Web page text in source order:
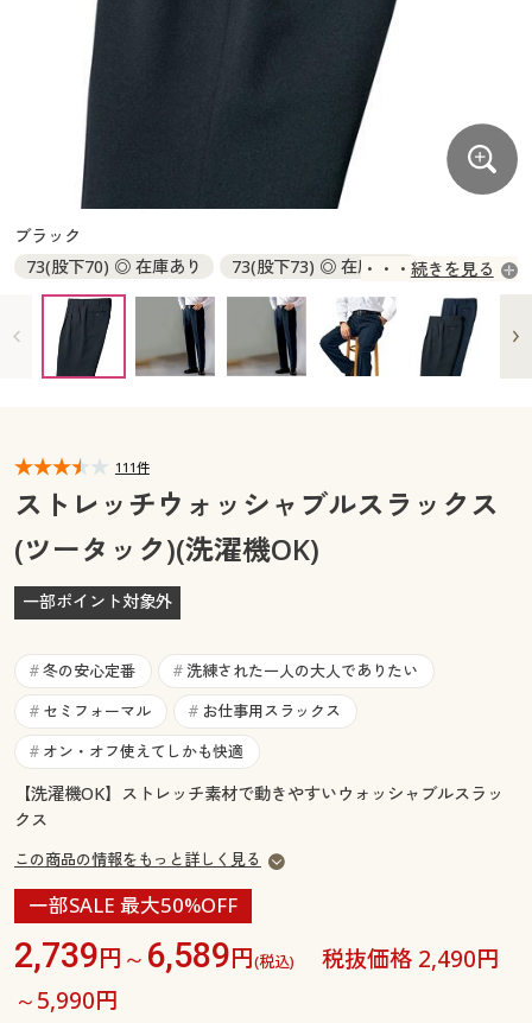
ジュニア・ティーンズ下着
大きいサイズ レディース服
大きいサイズ レディース下着
大きいサイズ メンズ
大きいサイズ 事務・制服
バーゲンセール
シークレットセール
詳細検索
商品カテゴリ一覧
カタログ
カタログ・チラシからのご注文
デジタルカタログ
カタログ無料プレゼント
マイページ
閲覧履歴
お気に入り
サポート
ご利用ガイド
よくある質問とお問い合わせ
大きいサイズ レディース下着
大きいサイズ メンズ
大きいサイズ 事務・制服
シークレットセール
商品カテゴリ一覧
カタログ
カタログ・チラシからのご注文
カタログ無料プレゼント
会員メニュー
閲覧履歴
お気に入り
サポート
よくある質問とお問い合わせ
ブラック
73(股下70) ◎ 在庫あり
73(股下73) ◎ 在庫あり
76(股下70) ◎ 在庫あり
76(股下73) ◎ 在庫あり
76(股下76) ◎ 在庫あり
79(股下70) ◎ 在庫あり
79(股下73) × 完売
79(股下76) ◎ 在庫あり
85(股下70) ◎ 在庫あり
85(股下76) ◎ 在庫あり
85(股下79) ◎ 在庫あり
88(股下67) ◎ 在庫あり
88(股下70) ◎ 在庫あり
91(股下70) ◎ 在庫あり
94(股下73) ◎ 在庫あり
94(股下76) ◎ 在庫あり
97(股下70) ◎ 在庫あり
97(股下73) ◎ 在庫あり
97(股下76) ◎ 在庫あり
100(股下70) ◎ 在庫あり
100(股下73) ◎ 在庫あり
100(股下76) ◎ 在庫あり
105(股下70) ◎ 在庫あり
105(股下73) ◎ 在庫あり
105(股下76) ◎ 在庫あり
110(股下73) ◎ 在庫あり
110(股下76) ◎ 在庫あり
130(股下88) ◎ 在庫あり
続きを見る
111件
ストレッチウォッシャブルスラックス
(ツータック)(洗濯機OK)
一部ポイント対象外
# 冬の安心定番 # 洗練された一人の大人でありたい
# セミフォーマル # お仕事用スラックス
# オン・オフ使えてしかも快適
【洗濯機OK】ストレッチ素材で動きやすいウォッシャブルスラッ
クス
この商品の情報をもっと詳しく見る
一部SALE 最大50%OFF
2,739円～ 6,589円(税込)
税抜価格 2,490円
～5,990円